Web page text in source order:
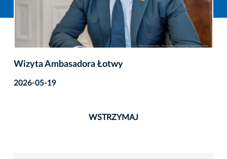
Wizyta Ambasadora Łotwy
2026-05-19
WSTRZYMAJ